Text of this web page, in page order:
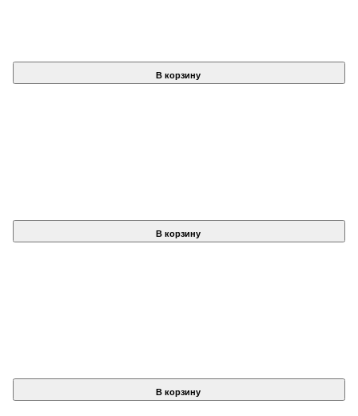
В корзину
В корзину
В корзину